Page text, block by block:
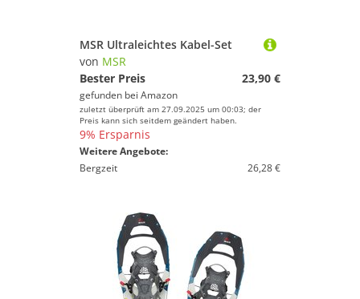
MSR Ultraleichtes Kabel-Set
von MSR
Bester Preis
23,90 €
gefunden bei Amazon
zuletzt überprüft am 27.09.2025 um 00:03; der
Preis kann sich seitdem geändert haben.
9% Ersparnis
Weitere Angebote:
Bergzeit
26,28 €